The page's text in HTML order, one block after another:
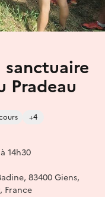
Pradeau
+4
14h30
83400 Giens,
France